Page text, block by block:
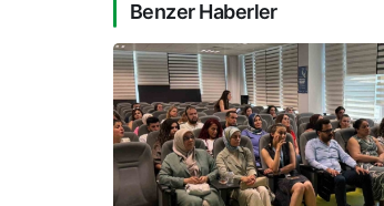
Benzer Haberler